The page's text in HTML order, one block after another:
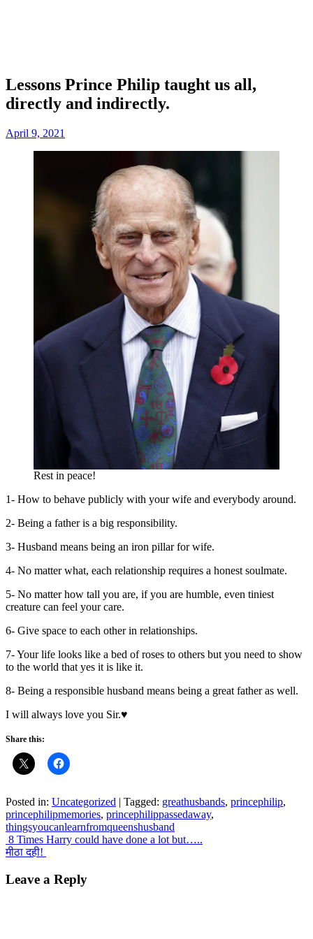
Lessons Prince Philip taught us all,
directly and indirectly.
April 9, 2021
Rest in peace!
1- How to behave publicly with your wife and everybody around.
2- Being a father is a big responsibility.
3- Husband means being an iron pillar for wife.
4- No matter what, each relationship requires a honest soulmate.
5- No matter how tall you are, if you are humble, even tiniest
creature can feel your care.
6- Give space to each other in relationships.
7- Your life looks like a bed of roses to others but you need to show
to the world that yes it is like it.
8- Being a responsible husband means being a great father as well.
I will always love you Sir.♥️
Share this:
Posted in: Uncategorized | Tagged: greathusbands, princephilip,
princephilipmemories, princephilippassedaway,
thingsyoucanlearnfromqueenshusband
Post
navigation
8 Times Harry could have done a lot but…..
मीठा दही!
Leave a Reply